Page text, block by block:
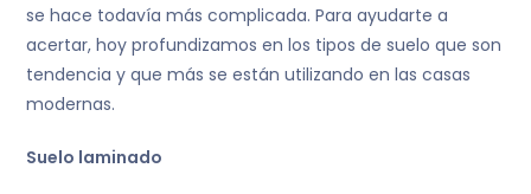
se hace todavía más complicada. Para ayudarte a
acertar, hoy profundizamos en los tipos de suelo que son
tendencia y que más se están utilizando en las casas
modernas.
Suelo laminado